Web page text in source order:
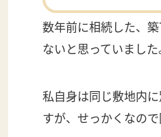
数年前に相続した、
ないと思っていました
私自身は同じ敷地内
すが、せっかくなの